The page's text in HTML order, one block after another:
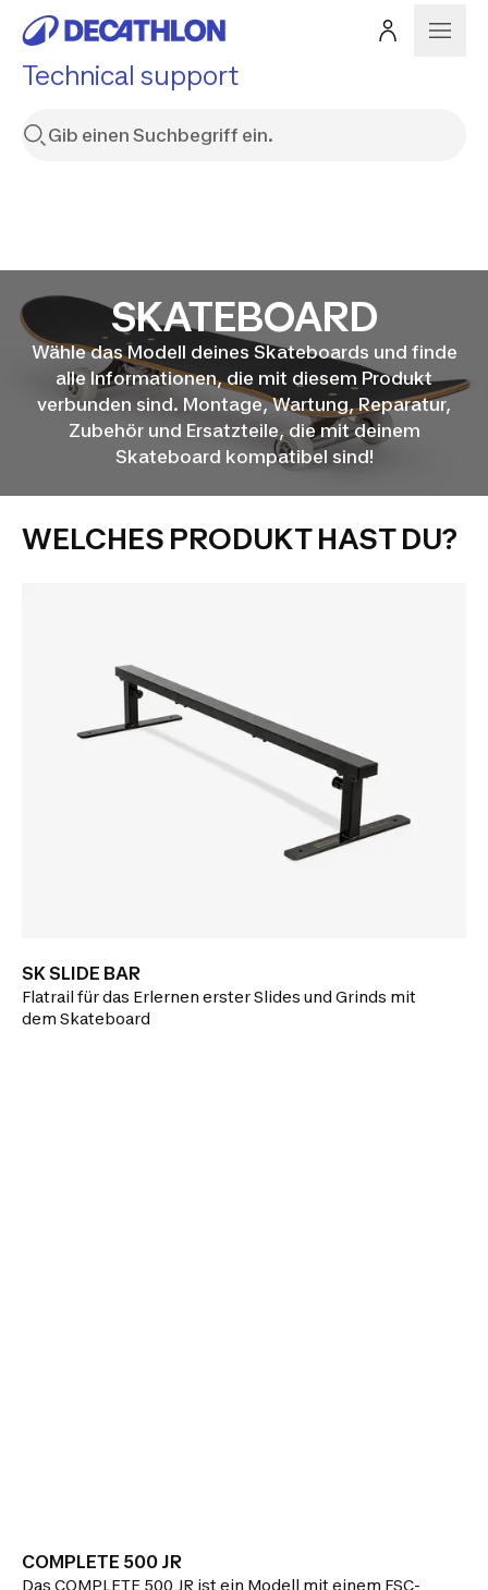
Technical support
SKATEBOARD
Wähle das Modell deines Skateboards und finde
alle Informationen, die mit diesem Produkt
verbunden sind. Montage, Wartung, Reparatur,
Zubehör und Ersatzteile, die mit deinem
Skateboard kompatibel sind!
WELCHES PRODUKT HAST DU?
SK SLIDE BAR
Flatrail für das Erlernen erster Slides und Grinds mit
dem Skateboard
COMPLETE 500 JR
Das COMPLETE 500 JR ist ein Modell mit einem FSC-